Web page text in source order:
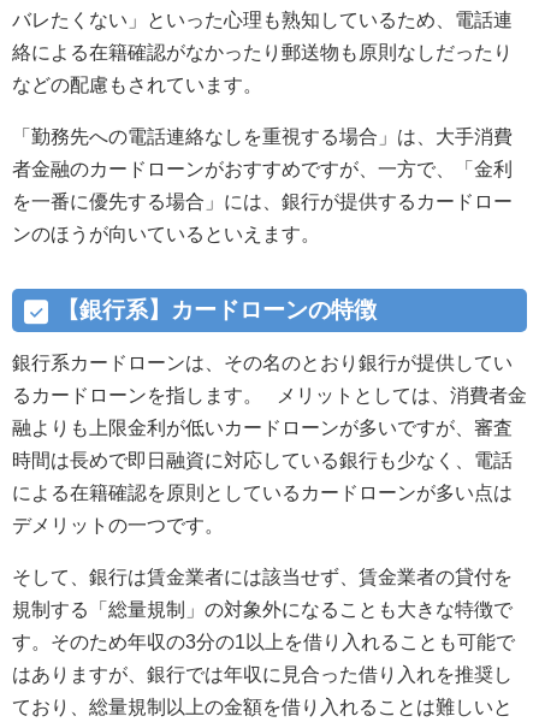
バレたくない」といった心理も熟知しているため、電話連
絡による在籍確認がなかったり郵送物も原則なしだったり
などの配慮もされています。
「勤務先への電話連絡なしを重視する場合」は、大手消費
者金融のカードローンがおすすめですが、一方で、「金利
を一番に優先する場合」には、銀行が提供するカードロー
ンのほうが向いているといえます。
【銀行系】カードローンの特徴
銀行系カードローンは、その名のとおり銀行が提供してい
るカードローンを指します。 メリットとしては、消費者金
融よりも上限金利が低いカードローンが多いですが、審査
時間は長めで即日融資に対応している銀行も少なく、電話
による在籍確認を原則としているカードローンが多い点は
デメリットの一つです。
そして、銀行は賃金業者には該当せず、賃金業者の貸付を
規制する「総量規制」の対象外になることも大きな特徴で
す。そのため年収の3分の1以上を借り入れることも可能で
はありますが、銀行では年収に見合った借り入れを推奨し
ており、総量規制以上の金額を借り入れることは難しいと